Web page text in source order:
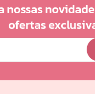
nossas
ofertas